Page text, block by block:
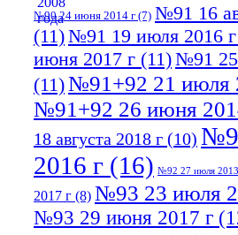
№90 24 июня 2014 г (7) №91 16
(11)№91 19 июля 2016 г
июня 2017 г (11)№91 25
(11)№91+92 21 июля
№91+92 26 июня
18 августа 2018 г (10)
2016 г (16) №92 27 июля
2017 г (8) №93 23 июля
№93 29 июня 2017 г